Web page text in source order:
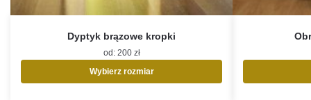
Dyptyk brązowe kropki
od: 200 zł
Wybierz rozmiar